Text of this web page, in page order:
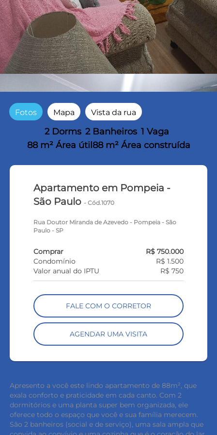
Fotos Mapa Vista da rua
2 Dorms 2 Banheiros 1 Vaga
88 m² Área útil 88 m² Área construída
Apartamento em Pompeia -
São Paulo - Cód.1070
Rua Doutor Miranda de Azevedo - Pompeia - São
Paulo - SP
Comprar
R$ 750.000
Condomínio
R$ 1.500
Valor anual do IPTU
R$ 750
FALE COM O CORRETOR
AGENDAR UMA VISITA
Apresento a você este lindo apartamento de 88m², que
exala conforto e praticidade em cada canto. Com 2
dormitórios e uma planta super bem organizada, ele
oferece todo o espaço que você e sua família merecem.
São 2 banheiros (social e de serviço), uma sala ampla que